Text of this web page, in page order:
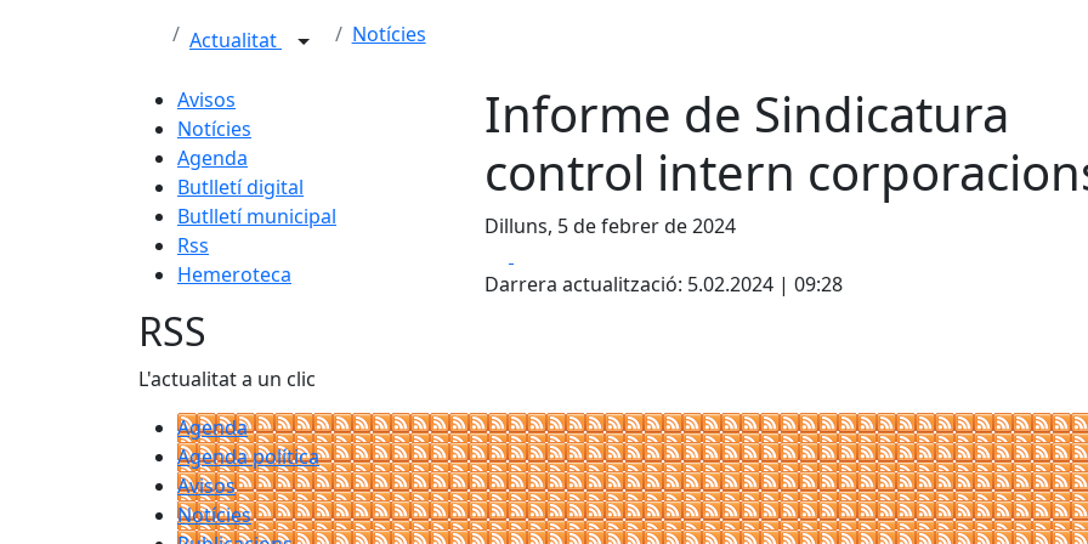
Actualitat Notícies
Avisos
Notícies
Agenda
Butlletí digital
Butlletí municipal
Rss
Hemeroteca
Informe de Sindicatura
control intern
Dilluns, 5 de febrer de 2024
Darrera actualització: 5.02.2024 | 09:28
RSS
L'actualitat a un clic
Agenda
Agenda política
Avisos
Notícies